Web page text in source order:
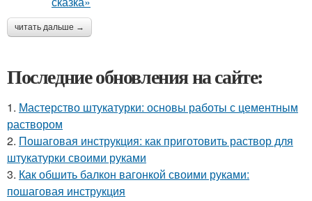
читать дальше →
Последние обновления на сайте:
1. Мастерство штукатурки: основы работы с цементным
раствором
2. Пошаговая инструкция: как приготовить раствор для
штукатурки своими руками
3. Как обшить балкон вагонкой своими руками:
пошаговая инструкция